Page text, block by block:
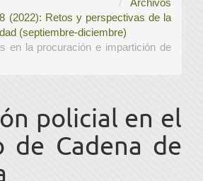
Archivos
(2022): Retos y perspectivas de la
(septiembre-diciembre)
en la procuración e impartición de
policial en el
de Cadena de